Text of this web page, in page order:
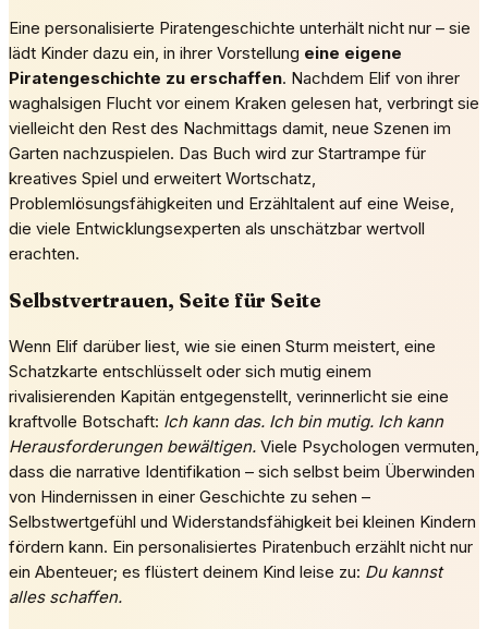
Eine personalisierte Piratengeschichte unterhält nicht nur – sie
lädt Kinder dazu ein, in ihrer Vorstellung eine eigene
Piratengeschichte zu erschaffen. Nachdem Elif von ihrer
waghalsigen Flucht vor einem Kraken gelesen hat, verbringt sie
vielleicht den Rest des Nachmittags damit, neue Szenen im
Garten nachzuspielen. Das Buch wird zur Startrampe für
kreatives Spiel und erweitert Wortschatz,
Problemlösungsfähigkeiten und Erzähltalent auf eine Weise,
die viele Entwicklungsexperten als unschätzbar wertvoll
erachten.
Selbstvertrauen, Seite für Seite
Wenn Elif darüber liest, wie sie einen Sturm meistert, eine
Schatzkarte entschlüsselt oder sich mutig einem
rivalisierenden Kapitän entgegenstellt, verinnerlicht sie eine
kraftvolle Botschaft: Ich kann das. Ich bin mutig. Ich kann
Herausforderungen bewältigen. Viele Psychologen vermuten,
dass die narrative Identifikation – sich selbst beim Überwinden
von Hindernissen in einer Geschichte zu sehen –
Selbstwertgefühl und Widerstandsfähigkeit bei kleinen Kindern
fördern kann. Ein personalisiertes Piratenbuch erzählt nicht nur
ein Abenteuer; es flüstert deinem Kind leise zu: Du kannst
alles schaffen.